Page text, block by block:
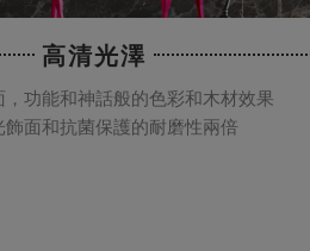
高清光澤
，功能和神話般的色彩和木材效果
飾面和抗菌保護的耐磨性兩倍